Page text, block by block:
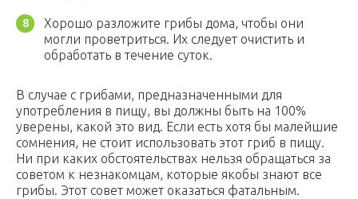
Хорошо разложите грибы дома, чтобы они
могли проветриться. Их следует очистить и
обработать в течение суток.
В случае с грибами, предназначенными для
употребления в пищу, вы должны быть на 100%
уверены, какой это вид. Если есть хотя бы малейшие
сомнения, не стоит использовать этот гриб в пищу.
Ни при каких обстоятельствах нельзя обращаться за
советом к незнакомцам, которые якобы знают все
грибы. Этот совет может оказаться фатальным.